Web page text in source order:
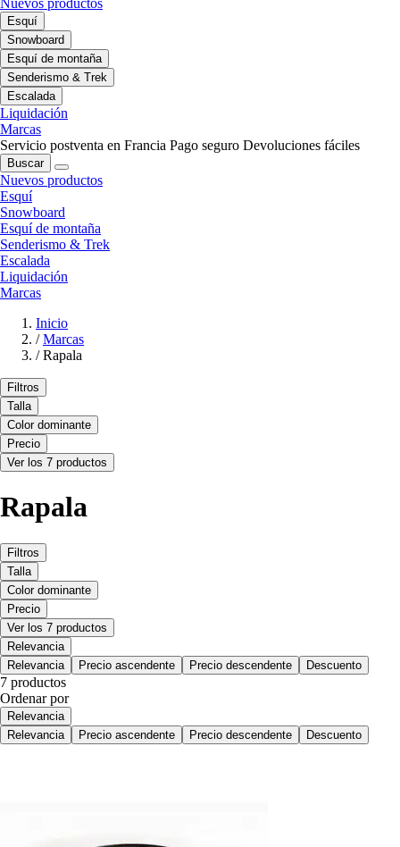
Esquí
Snowboard
Esquí de montaña
Senderismo & Trek
Escalada
Liquidación
Marcas
Servicio postventa en Francia Pago seguro Devoluciones fáciles
Buscar
Nuevos productos
Esquí
Snowboard
Esquí de montaña
Senderismo & Trek
Escalada
Liquidación
Marcas
Inicio
/ Marcas
/ Rapala
Filtros
Talla
Color dominante
Precio
Ver los 7 productos
Rapala
Filtros
Talla
Color dominante
Precio
Ver los 7 productos
Relevancia
Relevancia
Precio ascendente Precio descendente Descuento
7 productos
Ordenar por
Relevancia
Relevancia
Precio ascendente Precio descendente Descuento